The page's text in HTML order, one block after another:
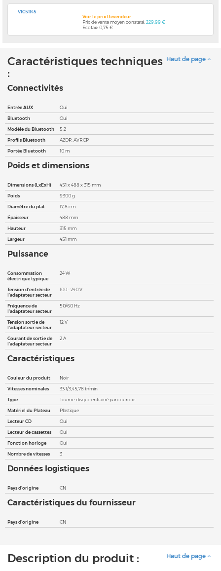
VIC51145
Voir le prix Revendeur
Prix de vente moyen constaté:229,99 €
Ecotax: 0,75 €
Haut de page
Caractéristiques techniques
:
Connectivités
Entrée AUX
Oui
Bluetooth
Oui
Modèle du Bluetooth
5.2
Profils Bluetooth
A2DP, AVRCP
Portée Bluetooth
10 m
Poids et dimensions
Dimensions (LxExH)
451 x 488 x 315 mm
Poids
9300 g
Diamètre du plat
17,8 cm
Épaisseur
488 mm
Hauteur
315 mm
Largeur
451 mm
Puissance
Consommation
électrique typique
24 W
Tension d'entrée de
l'adaptateur secteur
100 - 240 V
Fréquence de
l'adaptateur secteur
50/60 Hz
Tension sortie de
l'adaptateur secteur
12 V
Courant de sortie de
l'adaptateur secteur
2 A
Caractéristiques
Couleur du produit
Noir
Vitesses nominales
33 1/3,45,78 tr/min
Type
Tourne-disque entraîné par courroie
Matériel du Plateau
Plastique
Lecteur CD
Oui
Lecteur de cassettes
Oui
Fonction horloge
Oui
Nombre de vitesses
3
Données logistiques
Pays d'origine CN
Caractéristiques du fournisseur
Pays d'origine CN
Haut de page
Description du produit :